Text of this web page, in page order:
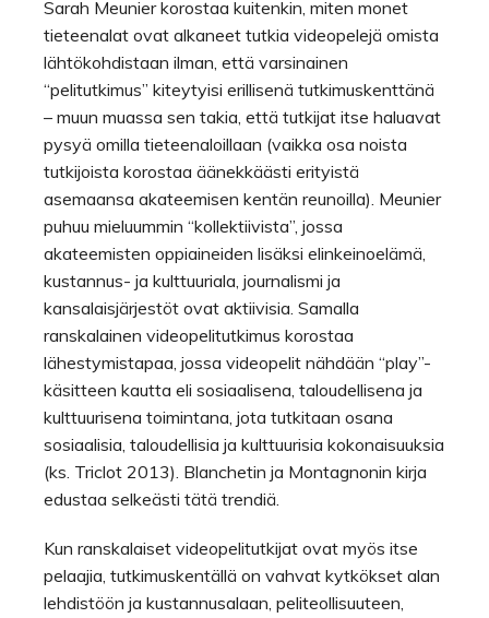
Sarah Meunier korostaa kuitenkin, miten monet
tieteenalat ovat alkaneet tutkia videopelejä omista
lähtökohdistaan ilman, että varsinainen
“pelitutkimus” kiteytyisi erillisenä tutkimuskenttänä
– muun muassa sen takia, että tutkijat itse haluavat
pysyä omilla tieteenaloillaan (vaikka osa noista
tutkijoista korostaa äänekkäästi erityistä
asemaansa akateemisen kentän reunoilla). Meunier
puhuu mieluummin “kollektiivista”, jossa
akateemisten oppiaineiden lisäksi elinkeinoelämä,
kustannus- ja kulttuuriala, journalismi ja
kansalaisjärjestöt ovat aktiivisia. Samalla
ranskalainen videopelitutkimus korostaa
lähestymistapaa, jossa videopelit nähdään “play”-
käsitteen kautta eli sosiaalisena, taloudellisena ja
kulttuurisena toimintana, jota tutkitaan osana
sosiaalisia, taloudellisia ja kulttuurisia kokonaisuuksia
(ks. Triclot 2013). Blanchetin ja Montagnonin kirja
edustaa selkeästi tätä trendiä.
Kun ranskalaiset videopelitutkijat ovat myös itse
pelaajia, tutkimuskentällä on vahvat kytkökset alan
lehdistöön ja kustannusalaan, peliteollisuuteen,